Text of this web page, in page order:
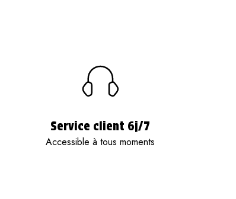
Service client 6j/7
Accessible à tous moments